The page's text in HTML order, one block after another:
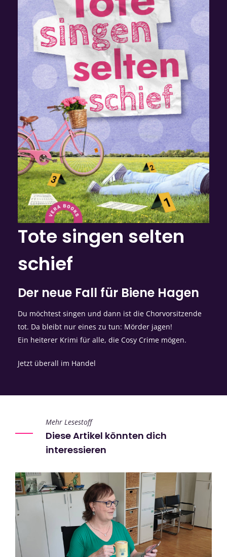
Tote singen selten
schief
Der neue Fall für Biene Hagen
Du möchtest singen und dann ist die Chorvorsitzende
tot. Da bleibt nur eines zu tun: Mörder jagen!
Ein heiterer Krimi für alle, die Cosy Crime mögen.
Jetzt überall im Handel
Mehr Lesestoff
Diese Artikel könnten dich
interessieren